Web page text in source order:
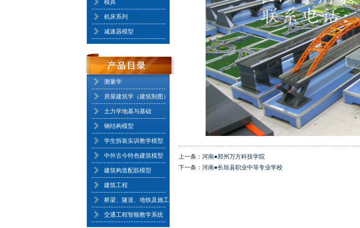
模具
机床系列
减速器模型
测量学
房屋建筑学（建筑制图）
土力学地基与基础
钢结构模型
学生拆装实训教学模型
中外古今特色建筑模型
建筑构造配筋模型
建筑工程
桥梁、隧道、地铁及施工
交通工程智能教学系统
上一条： 河南●郑州万方科技学院
下一条： 河南●长垣县职业中等专业学校